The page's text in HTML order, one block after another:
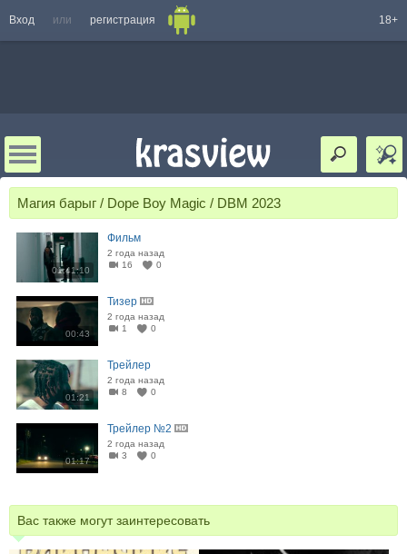
Вход или регистрация 18+
Магия барыг / Dope Boy Magic / DBM 2023
01:41:10
Фильм
2 года назад
16
0
00:43
Тизер
2 года назад
1
0
01:21
Трейлер
2 года назад
8
0
01:17
Трейлер №2
2 года назад
3
0
Вас также могут заинтересовать